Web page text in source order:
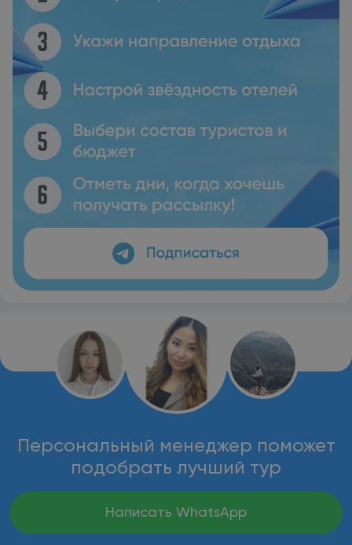
Персональный менеджер поможет
подобрать лучший тур
Написать WhatsApp